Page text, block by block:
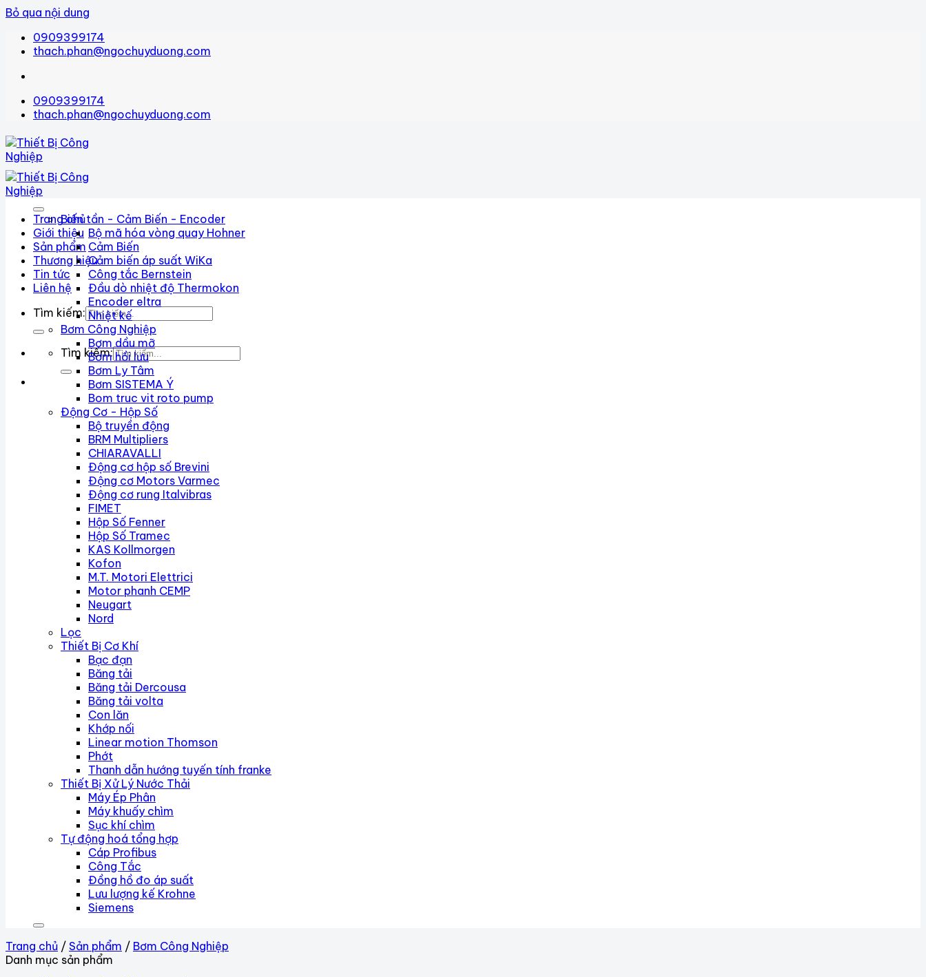
Bỏ qua nội dung
0909399174
thach.phan@ngochuyduong.com
0909399174
thach.phan@ngochuyduong.com
Trang chủ
Giới thiệu
Sản phẩm
Thương hiệu
Tin tức
Liên hệ
Tìm kiếm:
Tìm kiếm:
Biến tần - Cảm Biến - Encoder
Bộ mã hóa vòng quay Hohner
Cảm Biến
Cảm biến áp suất WiKa
Công tắc Bernstein
Đầu dò nhiệt độ Thermokon
Encoder eltra
Nhiệt kế
Bơm Công Nghiệp
Bơm dầu mỡ
Bơm hồi lưu
Bơm Ly Tâm
Bơm SISTEMA Ý
Bom truc vit roto pump
Động Cơ - Hộp Số
Bộ truyền động
BRM Multipliers
CHIARAVALLI
Động cơ hộp số Brevini
Động cơ Motors Varmec
Động cơ rung Italvibras
FIMET
Hộp Số Fenner
Hộp Số Tramec
KAS Kollmorgen
Kofon
M.T. Motori Elettrici
Motor phanh CEMP
Neugart
Nord
Lọc
Thiết Bị Cơ Khí
Bạc đạn
Băng tải
Băng tải Dercousa
Băng tải volta
Con lăn
Khớp nối
Linear motion Thomson
Phớt
Thanh dẫn hướng tuyến tính franke
Thiết Bị Xử Lý Nước Thải
Máy Ép Phân
Máy khuấy chìm
Sục khí chìm
Tự động hoá tổng hợp
Cáp Profibus
Công Tắc
Đồng hồ đo áp suất
Lưu lượng kế Krohne
Siemens
Trang chủ / Sản phẩm / Bơm Công Nghiệp
Danh mục sản phẩm